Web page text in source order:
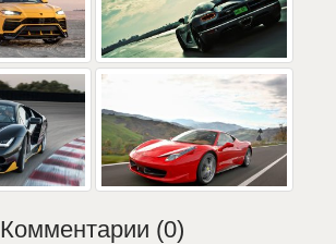
Комментарии (0)